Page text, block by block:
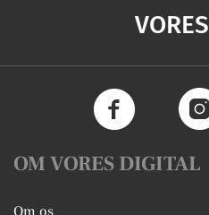
VORES
OM VORES DIGITAL
Om os